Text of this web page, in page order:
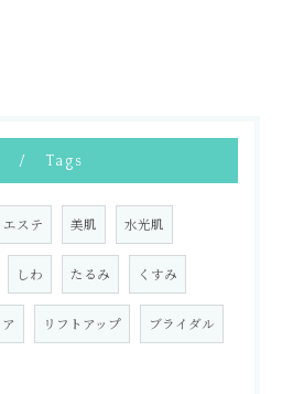
Tags
エステ 美肌 水光肌
しわ たるみ くすみ
リフトアップ ブライダル